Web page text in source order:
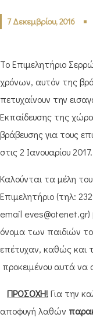
7 Δεκεμβρίου, 2016
Το Επιμελητήριο
χρόνων, αυτόν της
πετυχαίνουν την
Εκπαίδευσης της
βράβευσης για τους
στις 2 Ιανουαρίου 2017.
Καλούνται τα μέλη
Επιμελητήριο (τηλ:
email eves@otenet.gr)
όνομα των παιδιών
επέτυχαν, καθώς και
προκειμένου αυτά
ΠΡΟΣΟΧΗ!Για την
αποφυγή λαθών